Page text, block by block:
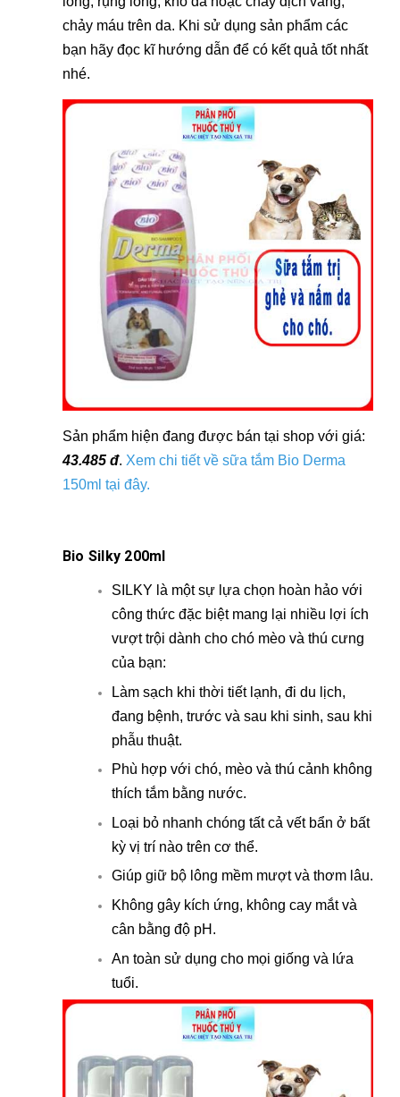
chảy máu trên da. Khi sử dụng sản phẩm các
bạn hãy đọc kĩ hướng dẫn để có kết quả tốt nhất
nhé.
Sản phẩm hiện đang được bán tại shop với giá:
43.485 đ. Xem chi tiết về sữa tắm Bio Derma
150ml tại đây.
Bio Silky 200ml
SILKY là một sự lựa chọn hoàn hảo với
công thức đặc biệt mang lại nhiều lợi ích
vượt trội dành cho chó mèo và thú cưng
của bạn:
Làm sạch khi thời tiết lạnh, đi du lịch,
đang bệnh, trước và sau khi sinh, sau khi
phẫu thuật.
Phù hợp với chó, mèo và thú cảnh không
thích tắm bằng nước.
Loại bỏ nhanh chóng tất cả vết bẩn ở bất
kỳ vị trí nào trên cơ thể.
Giúp giữ bộ lông mềm mượt và thơm lâu.
Không gây kích ứng, không cay mắt và
cân bằng độ pH.
An toàn sử dụng cho mọi giống và lứa
tuổi.